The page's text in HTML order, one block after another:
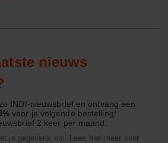
nieuws
INDI-nieuwsbrief en ontvang een
voor je volgende bestelling!
2 keer per maand.
je gegevens om. Lees hier meer over